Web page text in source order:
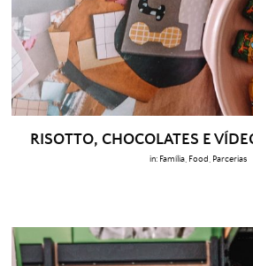
RISOTTO, CHOCOLATES E
in: Família Food Parcerias